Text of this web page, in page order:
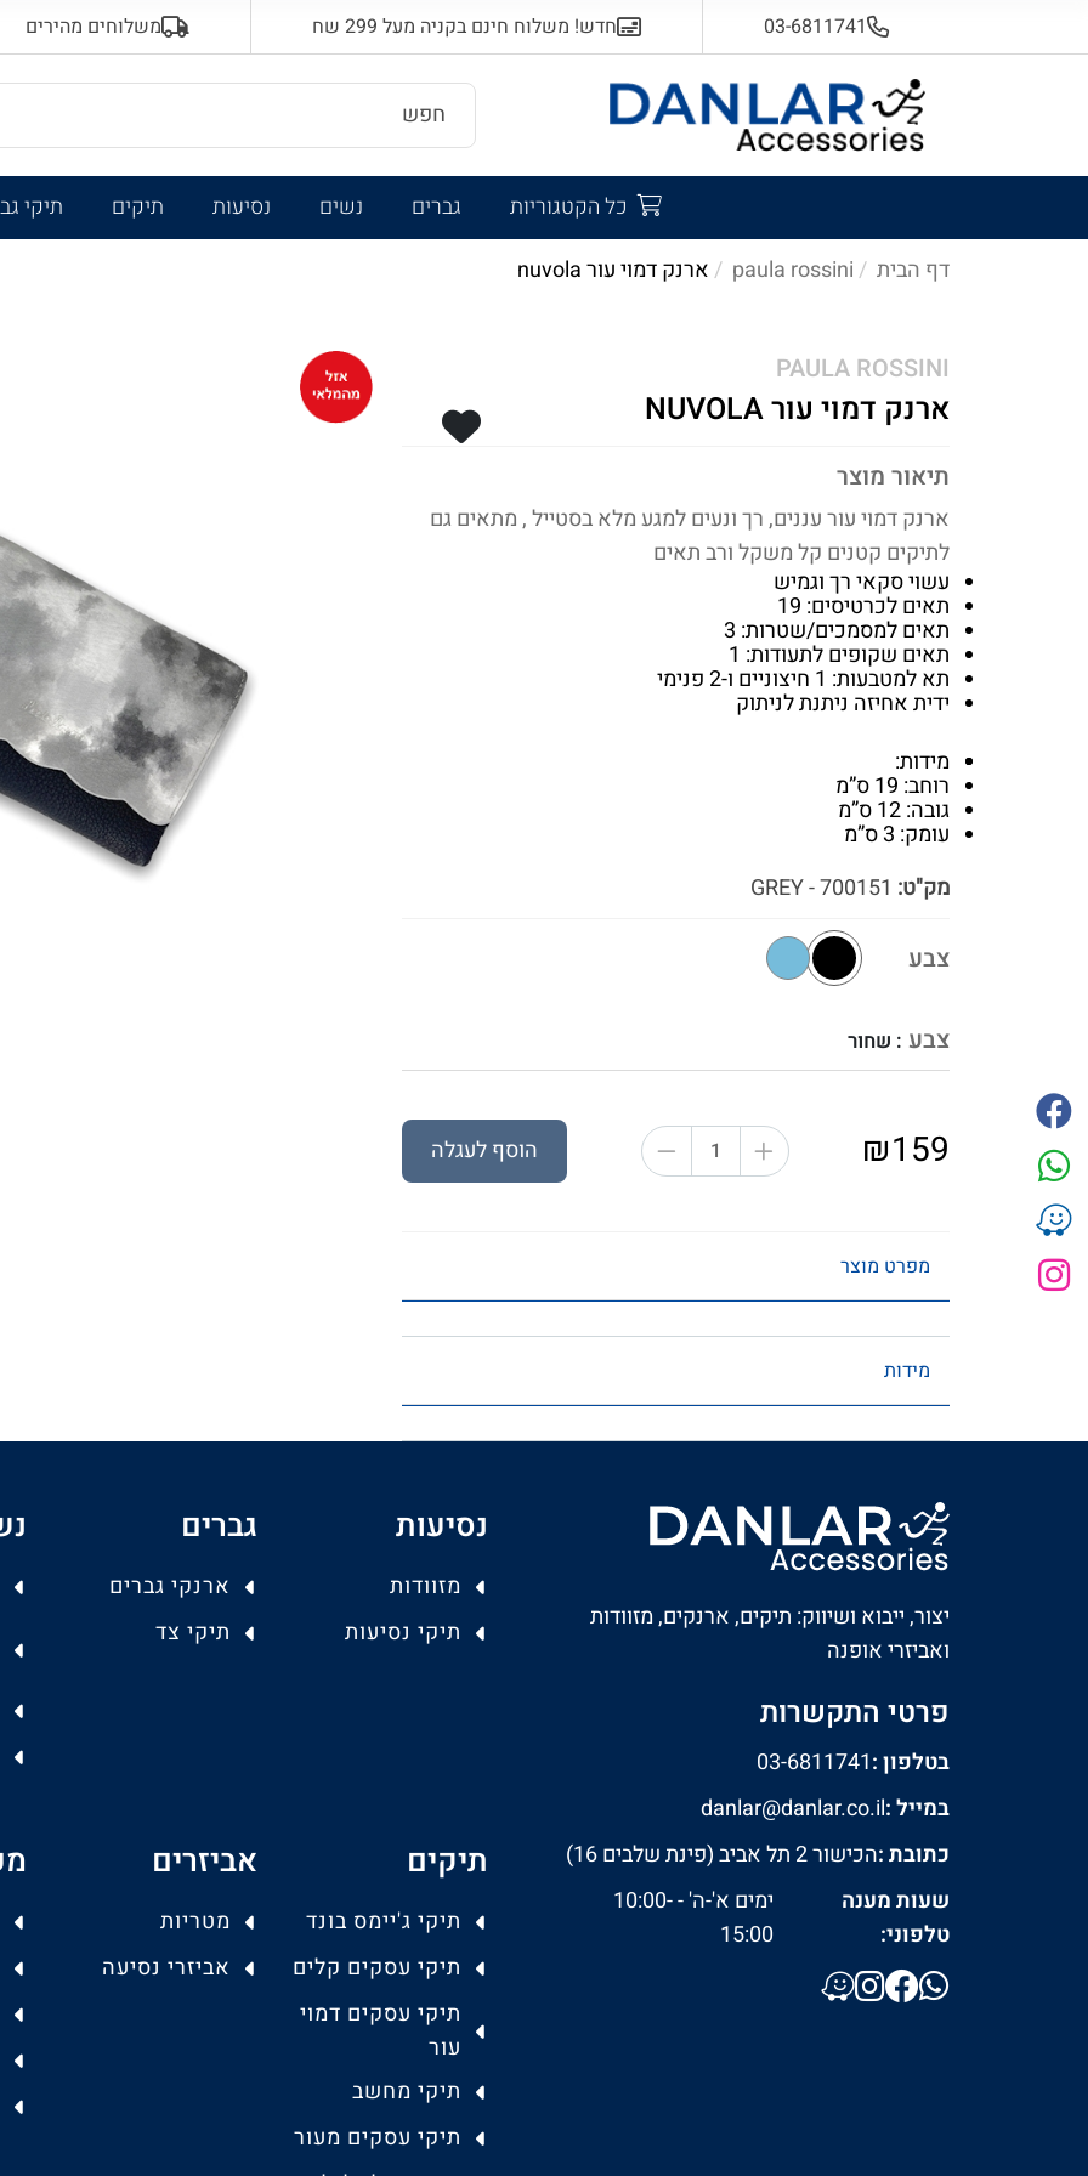
03-6811741 חדש! משלוח חינם בקניה מעל 299 שח משלוחים מהירים
כל הקטגוריות גברים נשים נסיעות תיקים
תיקי גב
דף הבית
paula rossini ארנק דמוי עור nuvola
PAULA ROSSINI
ארנק דמוי עור NUVOLA
תיאור מוצר
ארנק דמוי עור עננים, רך ונעים למגע מלא בסטייל , מתאים גם
לתיקים קטנים קל משקל ורב תאים
עשוי סקאי רך וגמיש
תאים לכרטיסים: 19
תאים למסמכים/שטרות: 3
תאים שקופים לתעודות: 1
תא למטבעות: 1 חיצוניים ו-2 פנימי
ידית אחיזה ניתנת לניתוק
מידות:
רוחב: 19 ס”מ
גובה: 12 ס”מ
עומק: 3 ס”מ
מק"ט:
צבע
צבע : שחור
₪159 הוסף לעגלה
מפרט מוצר
מידות
יצור, ייבוא ושיווק: תיקים, ארנקים, מזוודות
ואביזרי אופנה
פרטי התקשרות
בטלפון :03-6811741
במייל :danlar@danlar.co.il
כתובת :הכישור 2 תל אביב (פינת שלבים 16)
שעות מענה
טלפוני:
ימים א'-ה' - 10:00-
15:00
נסיעות
מזוודות
תיקי נסיעות
גברים
ארנקי גברים
תיקי צד
תיקים
תיקי ג'יימס בונד
תיקי עסקים קלים
תיקי עסקים דמוי
עור
תיקי מחשב
תיקי עסקים מעור
אביזרים
מטריות
אביזרי נסיעה